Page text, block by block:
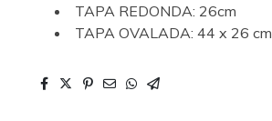
TAPA REDONDA: 26cm
TAPA OVALADA: 44 x 26 cm